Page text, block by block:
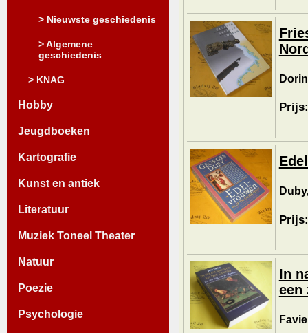
> Nieuwste geschiedenis
> Algemene
geschiedenis
> KNAG
Hobby
Jeugdboeken
Kartografie
Kunst en antiek
Literatuur
Muziek Toneel Theater
Natuur
Poezie
Psychologie
In
een